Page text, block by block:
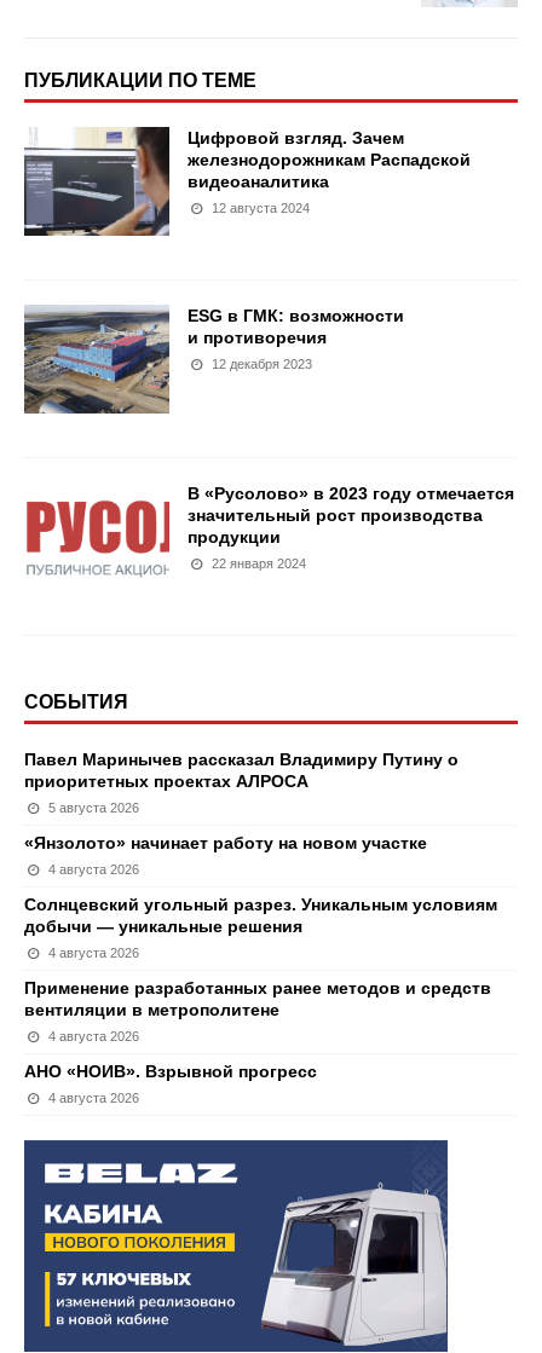
ПУБЛИКАЦИИ ПО ТЕМЕ
Цифровой взгляд. Зачем
железнодорожникам Распадской
видеоаналитика
12 августа 2024
ESG в ГМК: возможности
и противоречия
12 декабря 2023
В «Русолово» в 2023 году отмечается
значительный рост производства
продукции
22 января 2024
СОБЫТИЯ
Павел Маринычев рассказал Владимиру Путину о
приоритетных проектах АЛРОСА
5 августа 2026
«Янзолото» начинает работу на новом участке
4 августа 2026
Солнцевский угольный разрез. Уникальным условиям
добычи — уникальные решения
4 августа 2026
Применение разработанных ранее методов и средств
вентиляции в метрополитене
4 августа 2026
АНО «НОИВ». Взрывной прогресс
4 августа 2026